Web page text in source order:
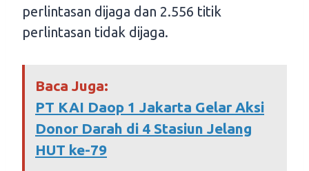
perlintasan dijaga dan 2.556 titik
perlintasan tidak dijaga.
Baca Juga:
PT KAI Daop 1 Jakarta Gelar Aksi
Donor Darah di 4 Stasiun Jelang
HUT ke-79